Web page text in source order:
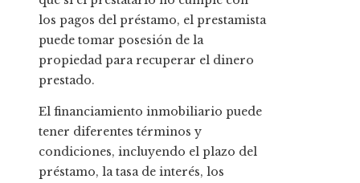
los pagos del préstamo, el prestamista
puede tomar posesión de la
propiedad para recuperar el dinero
prestado.
El financiamiento inmobiliario puede
tener diferentes términos y
condiciones, incluyendo el plazo del
préstamo, la tasa de interés, los